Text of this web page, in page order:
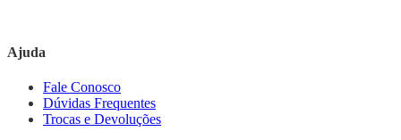
Ajuda
Fale Conosco
Dúvidas Frequentes
Trocas e Devoluções